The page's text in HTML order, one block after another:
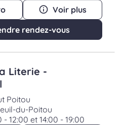
Voir plus
rendez-vous
Literie -
Poitou
du-Poitou
- 12:00 et 14:00 - 19:00